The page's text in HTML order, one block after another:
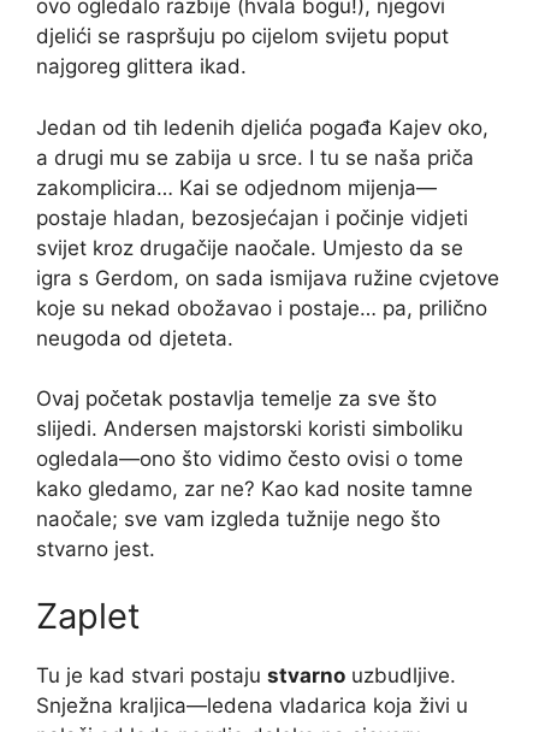
ovo ogledalo razbije (hvala bogu!), njegovi
djelići se raspršuju po cijelom svijetu poput
najgoreg glittera ikad.
Jedan od tih ledenih djelića pogađa Kajev oko,
a drugi mu se zabija u srce. I tu se naša priča
zakomplicira… Kai se odjednom mijenja—
postaje hladan, bezosjećajan i počinje vidjeti
svijet kroz drugačije naočale. Umjesto da se
igra s Gerdom, on sada ismijava ružine cvjetove
koje su nekad obožavao i postaje… pa, prilično
neugoda od djeteta.
Ovaj početak postavlja temelje za sve što
slijedi. Andersen majstorski koristi simboliku
ogledala—ono što vidimo često ovisi o tome
kako gledamo, zar ne? Kao kad nosite tamne
naočale; sve vam izgleda tužnije nego što
stvarno jest.
Zaplet
Tu je kad stvari postaju stvarno uzbudljive.
Snježna kraljica—ledena vladarica koja živi u